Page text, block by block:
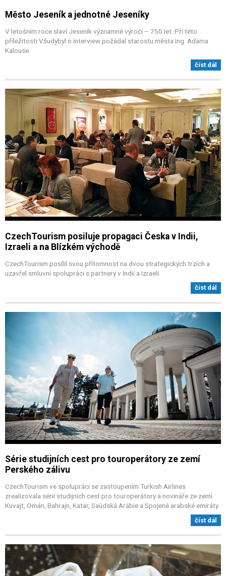
Město Jeseník a jednotné Jeseníky
V letošním roce slaví Jeseník významné výročí – 750 let. Při této
příležitosti Všudybyl o interview požádal starostu města Ing. Adama
Kalouse.
číst dál
CzechTourism posiluje propagaci Česka v Indii,
Izraeli a na Blízkém východě
CzechTourism posílil svou přítomnost na dvou strategických trzích a
uzavřel smluvní spolupráci s partnery v Indii a Izraeli.
číst dál
Série studijních cest pro touroperátory ze zemí
Perského zálivu
CzechTourism ve spolupráci se zastoupením Turkish Airlines
zrealizovala sérii studijních cest pro touroperátory a novináře ze zemí
Kuvajt, Omán, Bahrajn, Katar, Saúdská Arábie a Spojené arabské emiráty.
číst dál